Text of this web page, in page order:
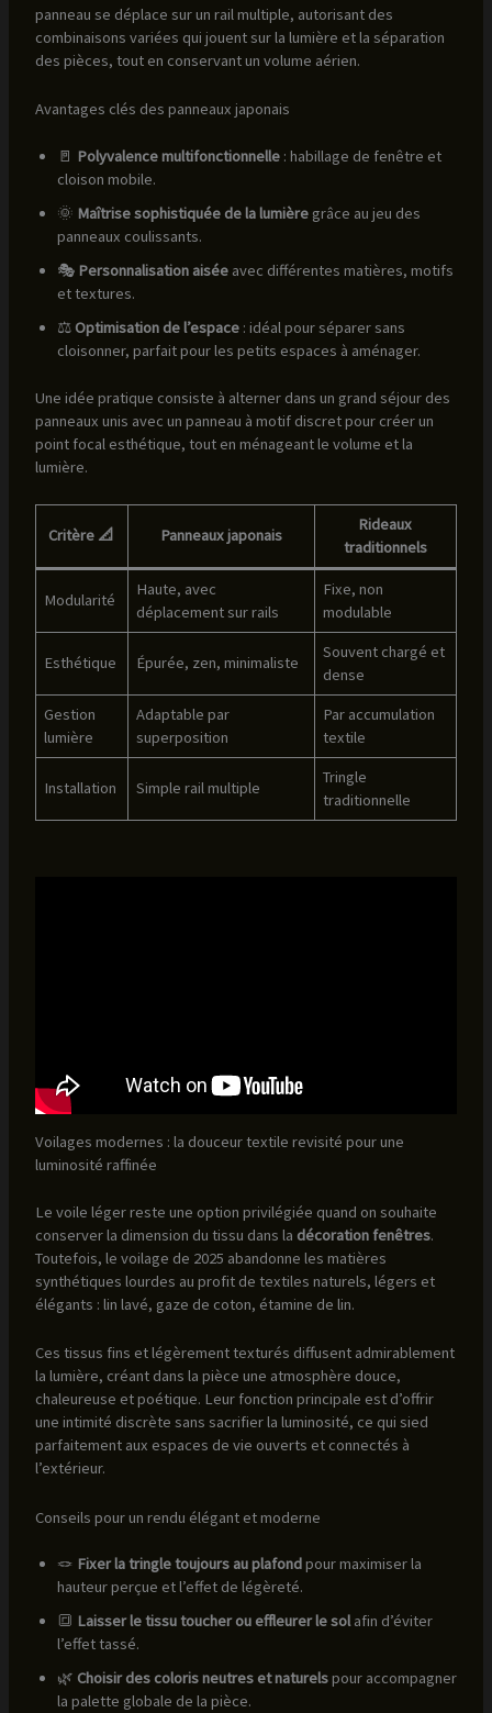
panneau se déplace sur un rail multiple, autorisant des
combinaisons variées qui jouent sur la lumière et la séparation
des pièces, tout en conservant un volume aérien.
Avantages clés des panneaux japonais
🚪 Polyvalence multifonctionnelle: habillage de fenêtre et
cloison mobile.
🌞 Maîtrise sophistiquée de la lumièregrâce au jeu des
panneaux coulissants.
🎭 Personnalisation aiséeavec différentes matières, motifs
et textures.
⚖️ Optimisation de l’espace: idéal pour séparer sans
cloisonner, parfait pour les petits espaces à aménager.
Une idée pratique consiste à alterner dans un grand séjour des
panneaux unis avec un panneau à motif discret pour créer un
point focal esthétique, tout en ménageant le volume et la
lumière.
Critère 📐 Panneaux japonais
Rideaux
traditionnels
Modularité
Haute, avec
déplacement sur rails
Fixe, non
modulable
Esthétique Épurée, zen, minimaliste
Souvent chargé et
dense
Gestion
lumière
Adaptable par
superposition
Par accumulation
textile
Installation Simple rail multiple
Tringle
traditionnelle
Voilages modernes : la douceur textile revisité pour une
luminosité raffinée
Le voile léger reste une option privilégiée quand on souhaite
conserver la dimension du tissu dans la décoration fenêtres.
Toutefois, le voilage de 2025 abandonne les matières
synthétiques lourdes au profit de textiles naturels, légers et
élégants : lin lavé, gaze de coton, étamine de lin.
Ces tissus fins et légèrement texturés diffusent admirablement
la lumière, créant dans la pièce une atmosphère douce,
chaleureuse et poétique. Leur fonction principale est d’offrir
une intimité discrète sans sacrifier la luminosité, ce qui sied
parfaitement aux espaces de vie ouverts et connectés à
l’extérieur.
Conseils pour un rendu élégant et moderne
🪢 Fixer la tringle toujours au plafondpour maximiser la
hauteur perçue et l’effet de légèreté.
🔳 Laisser le tissu toucher ou effleurer le solafin d’éviter
l’effet tassé.
🌿 Choisir des coloris neutres et naturelspour accompagner
la palette globale de la pièce.